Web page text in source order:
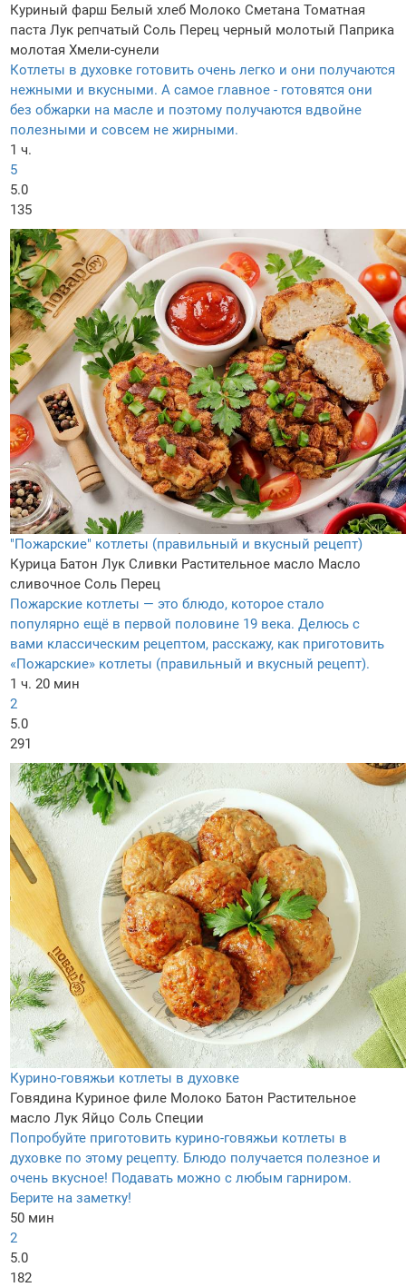
Куриный фарш Белый хлеб Молоко Сметана Томатная
паста Лук репчатый Соль Перец черный молотый Паприка
молотая Хмели-сунели
Котлеты в духовке готовить очень легко и они получаются
нежными и вкусными. А самое главное - готовятся они
без обжарки на масле и поэтому получаются вдвойне
полезными и совсем не жирными.
1 ч.
5
5.0
135
"Пожарские" котлеты (правильный и вкусный рецепт)
Курица Батон Лук Сливки Растительное масло Масло
сливочное Соль Перец
Пожарские котлеты — это блюдо, которое стало
популярно ещё в первой половине 19 века. Делюсь с
вами классическим рецептом, расскажу, как приготовить
«Пожарские» котлеты (правильный и вкусный рецепт).
1 ч. 20 мин
2
5.0
291
Курино-говяжьи котлеты в духовке
Говядина Куриное филе Молоко Батон Растительное
масло Лук Яйцо Соль Специи
Попробуйте приготовить курино-говяжьи котлеты в
духовке по этому рецепту. Блюдо получается полезное и
очень вкусное! Подавать можно с любым гарниром.
Берите на заметку!
50 мин
2
5.0
182